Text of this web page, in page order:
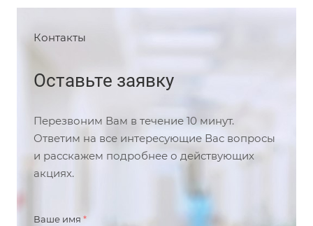
Контакты
Оставьте заявку
Перезвоним Вам в течение 10 минут.
Ответим на все интересующие Вас вопросы
и расскажем подробнее о действующих
акциях.
Ваше имя *